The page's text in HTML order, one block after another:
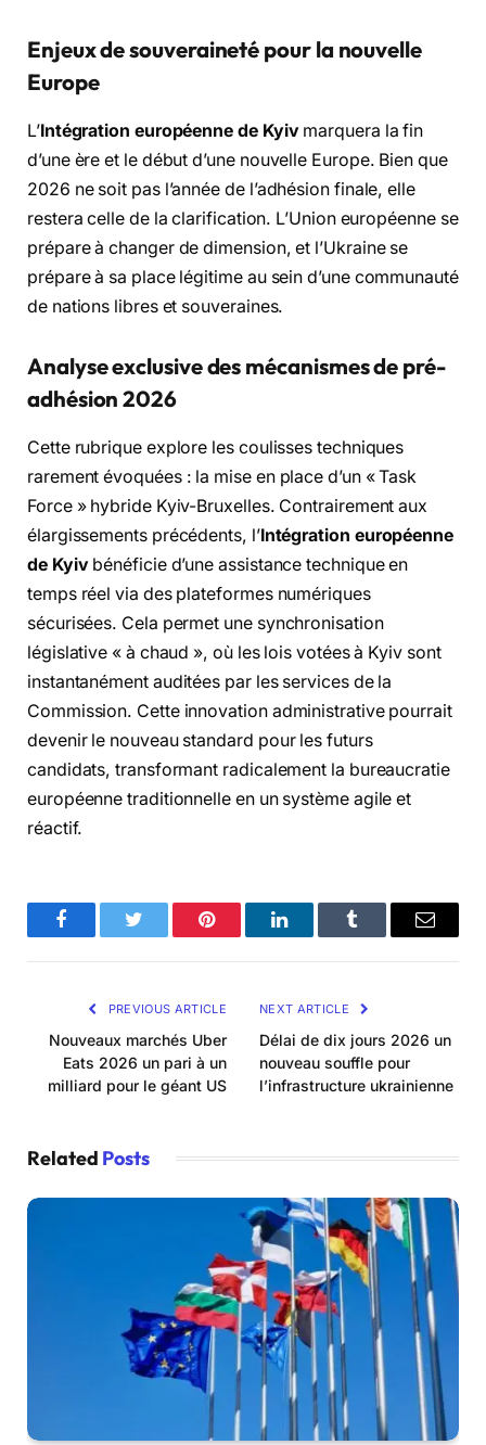
Enjeux de souveraineté pour la nouvelle
Europe
L’Intégration européenne de Kyivmarquera la fin
d’une ère et le début d’une nouvelle Europe. Bien que
2026 ne soit pas l’année de l’adhésion finale, elle
restera celle de la clarification. L’Union européenne se
prépare à changer de dimension, et l’Ukraine se
prépare à sa place légitime au sein d’une communauté
de nations libres et souveraines.
Analyse exclusive des mécanismes de pré-
adhésion 2026
Cette rubrique explore les coulisses techniques
rarement évoquées : la mise en place d’un « Task
Force » hybride Kyiv-Bruxelles. Contrairement aux
élargissements précédents, l’Intégration européenne
de Kyivbénéficie d’une assistance technique en
temps réel via des plateformes numériques
sécurisées. Cela permet une synchronisation
législative « à chaud », où les lois votées à Kyiv sont
instantanément auditées par les services de la
Commission. Cette innovation administrative pourrait
devenir le nouveau standard pour les futurs
candidats, transformant radicalement la bureaucratie
européenne traditionnelle en un système agile et
réactif.
FacebookTwitter Pinterest LinkedInTumblr Email
PREVIOUS ARTICLE
Nouveaux marchés Uber
Eats 2026 un pari à un
milliard pour le géant US
NEXT ARTICLE
Délai de dix jours 2026 un
nouveau souffle pour
l’infrastructure ukrainienne
Related Posts